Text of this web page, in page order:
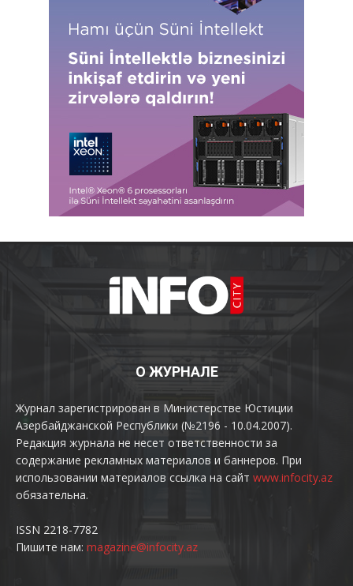
О ЖУРНАЛЕ
Журнал зарегистрирован в Министерстве Юстиции
Азербайджанской Республики (№2196 - 10.04.2007).
Редакция журнала не несет ответственности за
содержание рекламных материалов и баннеров. При
использовании материалов ссылка на сайт www.infocity.az
обязательна.
ISSN 2218-7782
Пишите нам: magazine@infocity.az